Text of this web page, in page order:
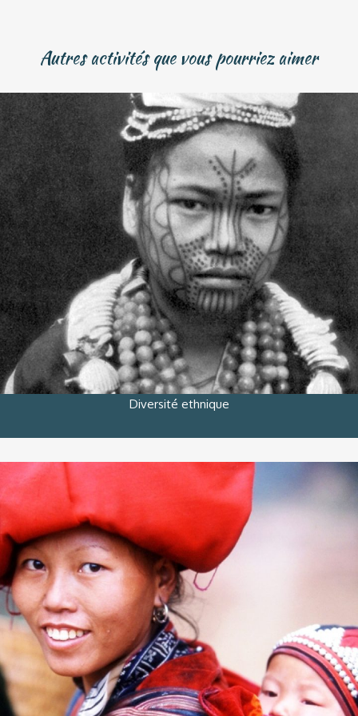
Autres activités que vous pourriez aimer
Diversité ethnique